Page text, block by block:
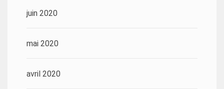
juin 2020
mai 2020
avril 2020